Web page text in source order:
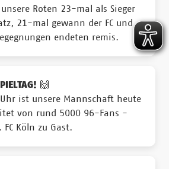
Roten 23-mal als Sieger
21-mal gewann der FC und
endeten remis.
🙌
ist unsere Mannschaft heute
von rund 5000 96-Fans -
FC Köln zu Gast.